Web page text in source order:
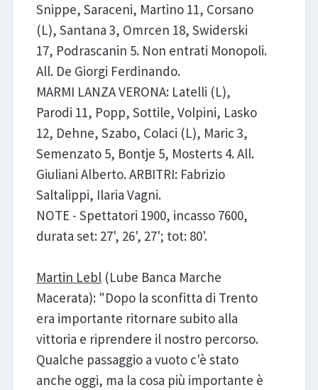
Snippe, Saraceni, Martino 11, Corsano
(L), Santana 3, Omrcen 18, Swiderski
17, Podrascanin 5. Non entrati Monopoli.
All. De Giorgi Ferdinando.
MARMI LANZA VERONA: Latelli (L),
Parodi 11, Popp, Sottile, Volpini, Lasko
12, Dehne, Szabo, Colaci (L), Maric 3,
Semenzato 5, Bontje 5, Mosterts 4. All.
Giuliani Alberto. ARBITRI: Fabrizio
Saltalippi, Ilaria Vagni.
NOTE - Spettatori 1900, incasso 7600,
durata set: 27', 26', 27'; tot: 80'.
Martin Lebl(Lube Banca Marche
Macerata): "Dopo la sconfitta di Trento
era importante ritornare subito alla
vittoria e riprendere il nostro percorso.
Qualche passaggio a vuoto c'è stato
anche oggi, ma la cosa più importante è